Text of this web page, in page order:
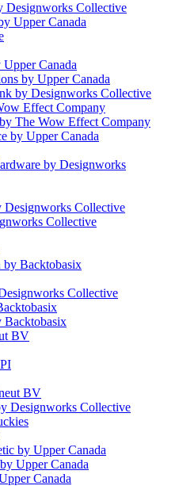
Designworks Collective
Upper Canada
Upper Canada
by Upper Canada
by Designworks Collective
Effect Company
by The Wow Effect Company
by Upper Canada
by Designworks
Designworks Collective
Collective
by Backtobasix
Collective
Backtobasix
BV
BV
Designworks Collective
by Upper Canada
by Upper Canada
Canada